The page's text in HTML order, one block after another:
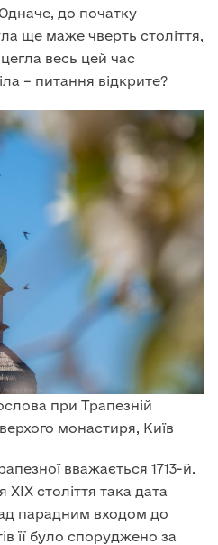
до початку
ще маже чверть століття,
весь цей час
– питання відкрите?
при Трапезній
монастиря, Київ
вважається 1713-й.
століття така дата
парадним входом до
її було споруджено за